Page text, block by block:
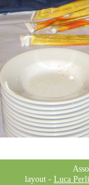
layout - Luca